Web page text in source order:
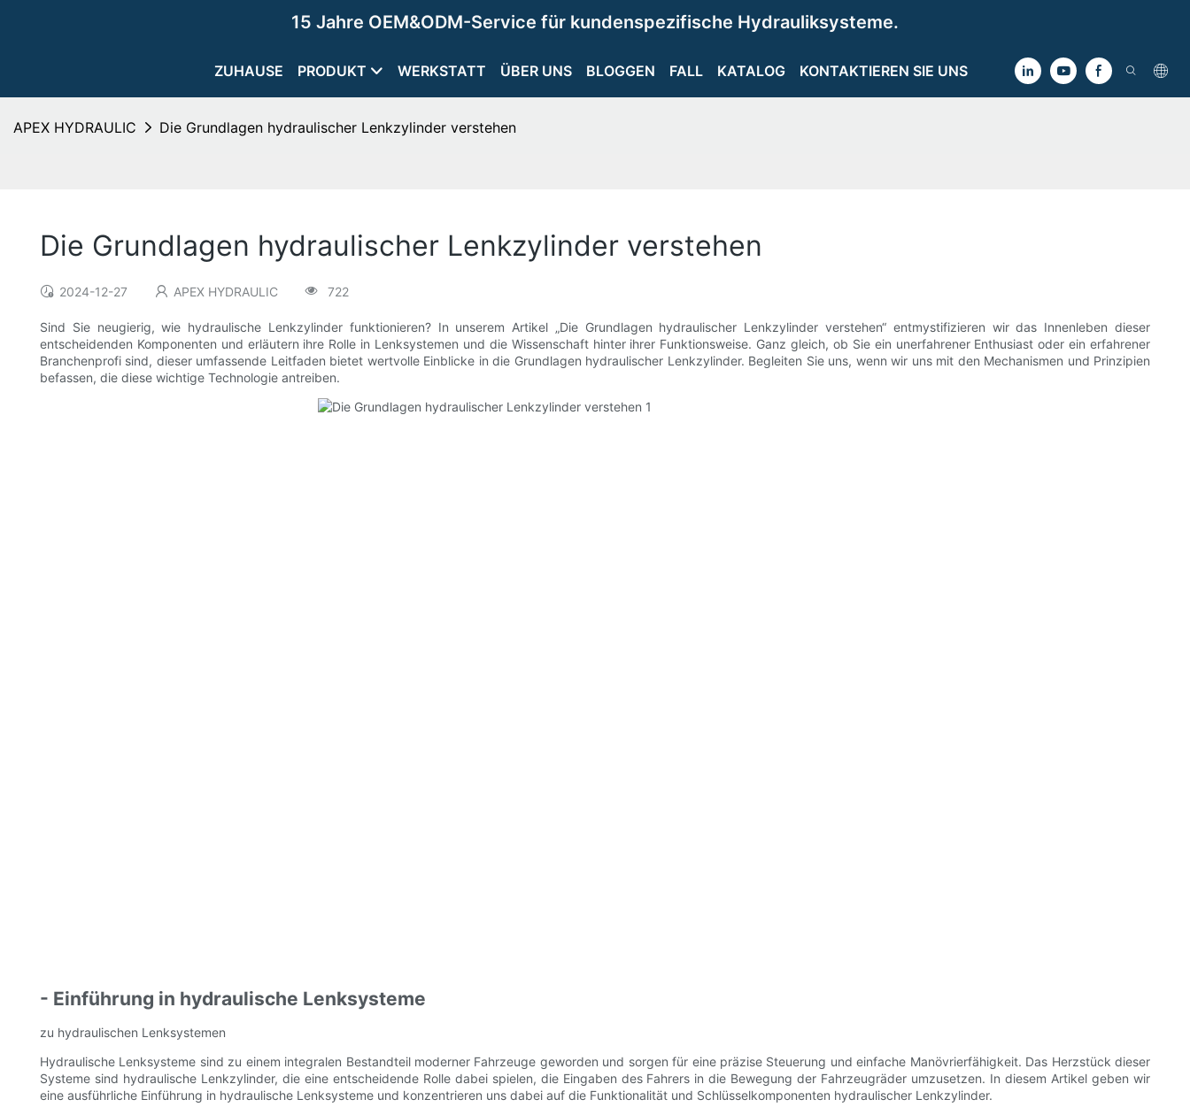
15 Jahre OEM&ODM-Service für kundenspezifische Hydrauliksysteme.
ZUHAUSE PRODUKT WERKSTATT ÜBER UNS BLOGGEN FALL KATALOG KONTAKTIEREN SIE UNS
APEX HYDRAULIC Die Grundlagen hydraulischer Lenkzylinder verstehen
Die Grundlagen hydraulischer Lenkzylinder verstehen
2024-12-27 APEX HYDRAULIC 722
Sind Sie neugierig, wie hydraulische Lenkzylinder funktionieren? In unserem Artikel „Die Grundlagen hydraulischer Lenkzylinder verstehen“ entmystifizieren wir das Innenleben dieser
entscheidenden Komponenten und erläutern ihre Rolle in Lenksystemen und die Wissenschaft hinter ihrer Funktionsweise. Ganz gleich, ob Sie ein unerfahrener Enthusiast oder ein erfahrener
Branchenprofi sind, dieser umfassende Leitfaden bietet wertvolle Einblicke in die Grundlagen hydraulischer Lenkzylinder. Begleiten Sie uns, wenn wir uns mit den Mechanismen und Prinzipien
befassen, die diese wichtige Technologie antreiben.
- Einführung in hydraulische Lenksysteme
zu hydraulischen Lenksystemen
Hydraulische Lenksysteme sind zu einem integralen Bestandteil moderner Fahrzeuge geworden und sorgen für eine präzise Steuerung und einfache Manövrierfähigkeit. Das Herzstück dieser
Systeme sind hydraulische Lenkzylinder, die eine entscheidende Rolle dabei spielen, die Eingaben des Fahrers in die Bewegung der Fahrzeugräder umzusetzen. In diesem Artikel geben wir
eine ausführliche Einführung in hydraulische Lenksysteme und konzentrieren uns dabei auf die Funktionalität und Schlüsselkomponenten hydraulischer Lenkzylinder.